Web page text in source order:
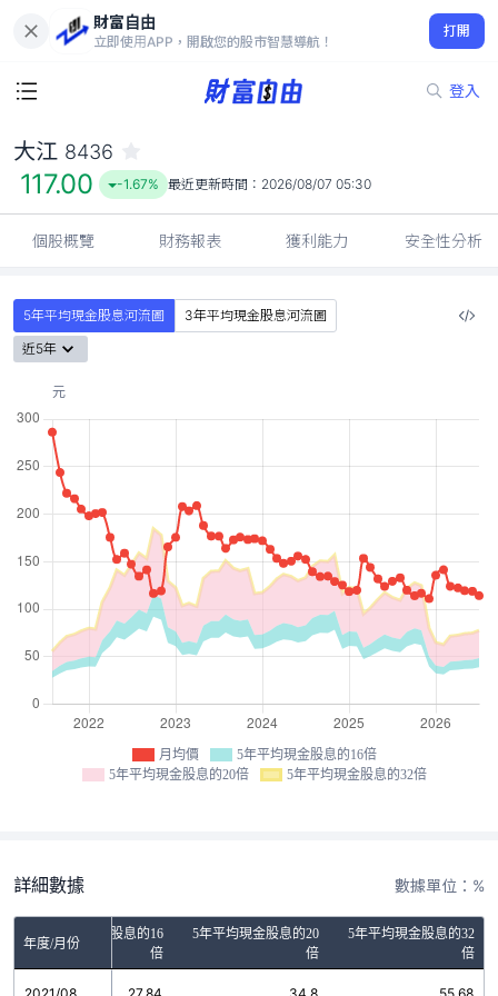
財富自由
立即使用APP，開啟您的股市智慧導航！
打開
登入
117.00
-1.67%
大江 8436
117.00 -1.67% 最近更新時間： 2026/08/07 05:30
個股概覽 財務報表 獲利能力 安全性分析
5年平均現金股息河流圖
3年平均現金股息河流圖
近5年
月均價
5年平均現金股息的16倍
5年平均現金股息的20倍
5年平均現金股息的32倍
詳細數據 數據單位：%
年度/月份
5年平均現金股息的16
倍
5年平均現金股息的20
倍
5年平均現金股息的32
倍